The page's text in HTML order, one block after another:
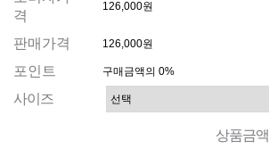
격
126,000원
판매가격 126,000원
포인트 구매금액의 0%
사이즈
상품금액